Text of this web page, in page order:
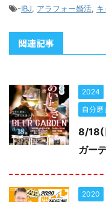
-IBJ, アラフォー婚活,
関連記事
2024
自分磨
8/18(
ガー
2020